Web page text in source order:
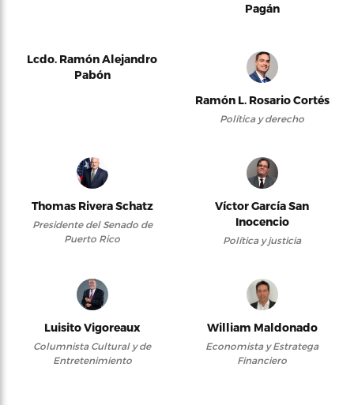
Pagán
Lcdo. Ramón Alejandro
Pabón
Ramón L. Rosario Cortés
Política y derecho
Thomas Rivera Schatz
Presidente del Senado de
Puerto Rico
Víctor García San
Inocencio
Política y justicia
Luisito Vigoreaux
Columnista Cultural y de
Entretenimiento
William Maldonado
Economista y Estratega
Financiero